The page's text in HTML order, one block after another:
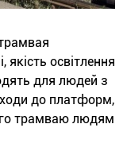
якість освітлення
для людей з
до платформ,
трамваю людям